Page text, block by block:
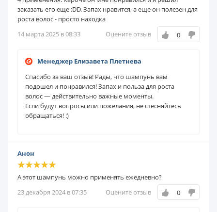
заказать его еще :DD. Запах нравится, а еще он полезен для
роста волос - просто находка
14 марта 2025 в 08:33
Оцените отзыв 0
Менеджер Елизавета Плетнева
Спасибо за ваш отзыв! Рады, что шампунь вам
подошел и понравился! Запах и польза для роста
волос — действительно важные моменты.
Если будут вопросы или пожелания, не стесняйтесь
обращаться! :)
Анон
А этот шампунь можно применять ежедневно?
23 декабря 2024 в 07:35
Оцените отзыв 0